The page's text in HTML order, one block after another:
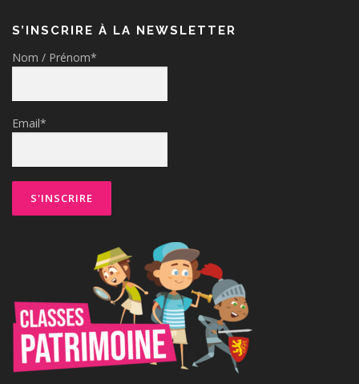
S’INSCRIRE À LA NEWSLETTER
Nom / Prénom*
Email*